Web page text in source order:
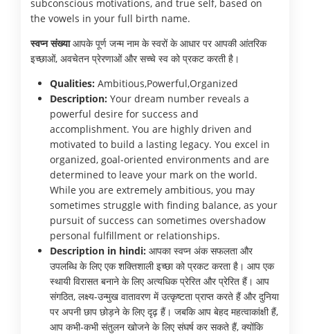
subconscious motivations, and true self, based on
the vowels in your full birth name.
स्वप्न संख्याआपके पूर्ण जन्म नाम के स्वरों के आधार पर आपकी आंतरिक
इच्छाओं, अवचेतन प्रेरणाओं और सच्चे स्व को प्रकट करती है।
Qualities: Ambitious,Powerful,Organized
Description: Your dream number reveals a
powerful desire for success and
accomplishment. You are highly driven and
motivated to build a lasting legacy. You excel in
organized, goal-oriented environments and are
determined to leave your mark on the world.
While you are extremely ambitious, you may
sometimes struggle with finding balance, as your
pursuit of success can sometimes overshadow
personal fulfillment or relationships.
Description in hindi: आपका स्वप्न अंक सफलता और
उपलब्धि के लिए एक शक्तिशाली इच्छा को प्रकट करता है। आप एक
स्थायी विरासत बनाने के लिए अत्यधिक प्रेरित और प्रेरित हैं। आप
संगठित, लक्ष्य-उन्मुख वातावरण में उत्कृष्टता प्राप्त करते हैं और दुनिया
पर अपनी छाप छोड़ने के लिए दृढ़ हैं। जबकि आप बेहद महत्वाकांक्षी हैं,
आप कभी-कभी संतुलन खोजने के लिए संघर्ष कर सकते हैं, क्योंकि